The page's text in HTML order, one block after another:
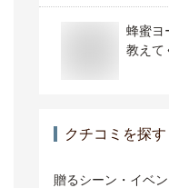
蜂蜜ヨ
教えて
クチコミを探す
贈るシーン・イベン